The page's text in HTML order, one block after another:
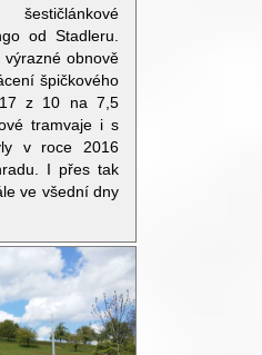
od Stadleru.
obnově
špičkového
z 10 na 7,5
tramvaje i s
v roce 2016
I přes tak
ve všední dny